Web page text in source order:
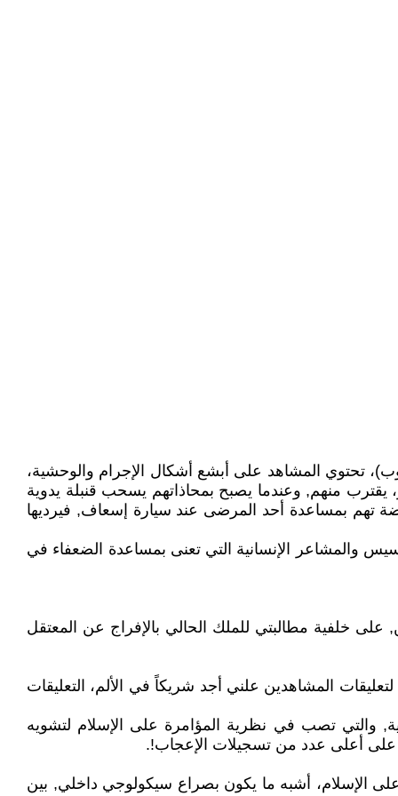
تحتوي المشاهد على أبشع أشكال الإجرام والوحشية،
منهم, وعندما يصبح بمحاذاتهم يسحب قنبلة يدوية
تهم بمساعدة أحد المرضى عند سيارة إسعاف, فيرديها
والمشاعر الإنسانية التي تعنى بمساعدة الضعفاء في
ما عشته سابقاً مع أعضاء القاعدة في سجون السعودية، بعد أن اعتُقلت في العام 2009 لعامين, على خلفية مطالبتي للملك الحالي بالإفراج عن المعتقل
المشاهدين علني أجد شريكاً في الألم، التعليقات
والتي تصب في نظرية المؤامرة على الإسلام لتشويه
على أعلى عدد من تسجيلات الإعجاب!.
على الإسلام، أشبه ما يكون بصراع سيكولوجي داخلي, بين